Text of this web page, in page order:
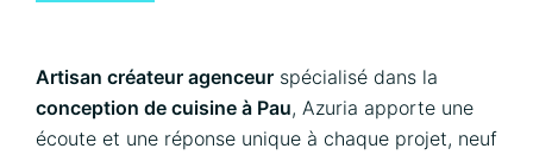
Artisan créateur agenceur spécialisé dans la
conception de cuisine à Pau, Azuria apporte une
écoute et une réponse unique à chaque projet, neuf